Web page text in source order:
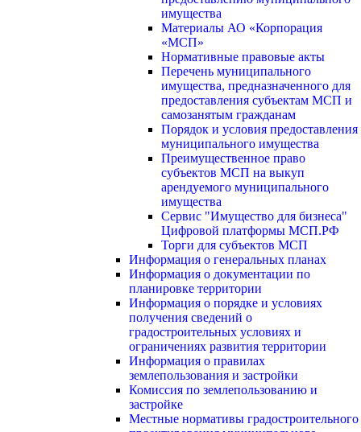
имущества
Материалы АО «Корпорация
«МСП»
Нормативные правовые акты
Перечень муниципального
имущества, предназначенного для
предоставления субъектам МСП и
самозанятым гражданам
Порядок и условия предоставления
муниципального имущества
Преимущественное право
субъектов МСП на выкуп
арендуемого муниципального
имущества
Сервис "Имущество для бизнеса"
Цифровой платформы МСП.РФ
Торги для субъектов МСП
Информация о генеральных планах
Информация о документации по
планировке территории
Информация о порядке и условиях
получения сведений о
градостроительных условиях и
ограничениях развития территории
Информация о правилах
землепользования и застройки
Комиссия по землепользованию и
застройке
Местные нормативы градостроительного